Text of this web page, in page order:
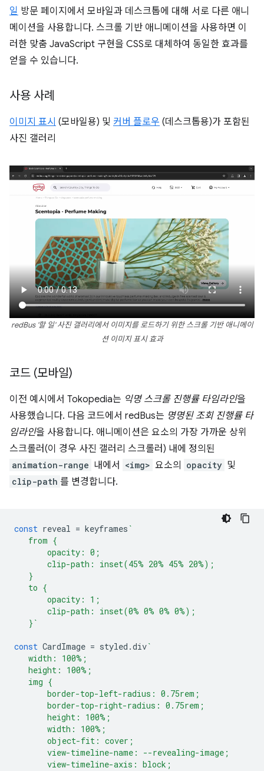
일 방문 페이지에서 모바일과 데스크톱에 대해 서로 다른 애니
메이션을 사용합니다. 스크롤 기반 애니메이션을 사용하면 이
러한 맞춤 JavaScript 구현을 CSS로 대체하여 동일한 효과를
얻을 수 있습니다.
사용 사례
이미지 표시 (모바일용) 및 커버 플로우 (데스크톱용)가 포함된
사진 갤러리
redBus '할 일' 사진 갤러리에서 이미지를 로드하기 위한 스크롤 기반 애니메이
션 이미지 표시 효과
코드 (모바일)
이전 예시에서 Tokopedia는 익명 스크롤 진행률 타임라인을
사용했습니다. 다음 코드에서 redBus는 명명된 조회 진행률 타
임라인을 사용합니다. 애니메이션은 요소의 가장 가까운 상위
스크롤러(이 경우 사진 갤러리 스크롤러) 내에 정의된
animation-range 내에서 <img> 요소의 opacity 및
clip-path 를 변경합니다.
const reveal = keyframes `
   from {
       opacity: 0;
       clip-path: inset(45% 20% 45% 20%);
   }
   to {
       opacity: 1;
       clip-path: inset(0% 0% 0% 0%);
   }`
const CardImage = styled .div`
   width: 100%;
   height: 100%;
   img {
       border-top-left-radius: 0.75rem;
       border-top-right-radius: 0.75rem;
       height: 100%;
       width: 100%;
       object-fit: cover;
       view-timeline-name: --revealing-image;
       view-timeline-axis: block;